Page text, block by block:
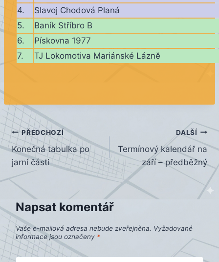
4.
Slavoj Chodová Planá
5.
Baník Stříbro B
6.
Pískovna 1977
7.
TJ Lokomotiva Mariánské Láznĕ
Navigace
pro
příspěvek
PŘEDCHOZÍ
Konečná tabulka po
jarní části
DALŠÍ
Termínový kalendář na
září – předběžný
Napsat komentář
Vaše e-mailová adresa nebude zveřejněna. Vyžadované
informace jsou označeny *